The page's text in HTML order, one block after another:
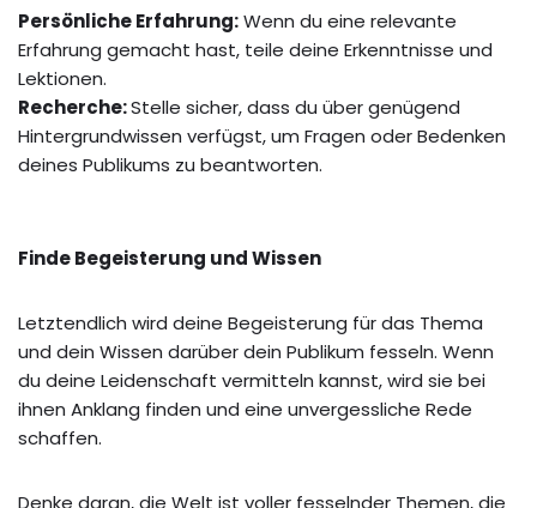
Persönliche Erfahrung:Wenn du eine relevante
Erfahrung gemacht hast, teile deine Erkenntnisse und
Lektionen.
Recherche:Stelle sicher, dass du über genügend
Hintergrundwissen verfügst, um Fragen oder Bedenken
deines Publikums zu beantworten.
Finde Begeisterung und Wissen
Letztendlich wird deine Begeisterung für das Thema
und dein Wissen darüber dein Publikum fesseln. Wenn
du deine Leidenschaft vermitteln kannst, wird sie bei
ihnen Anklang finden und eine unvergessliche Rede
schaffen.
Denke daran, die Welt ist voller fesselnder Themen, die